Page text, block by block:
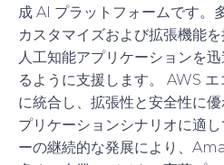
成 AI プラットフォームです。
カスタマイズおよび拡張機能
人工知能アプリケーションを
るように支援します。 AWS
に統合し、拡張性と安全性に
プリケーションシナリオに適
ーの継続的な発展により、